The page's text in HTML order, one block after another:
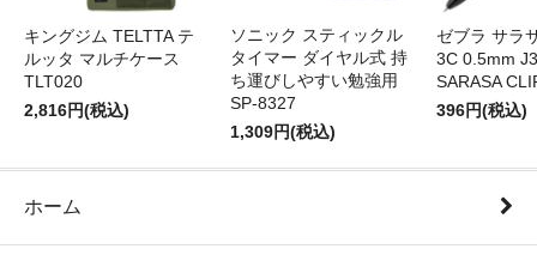
キングジム TELTTA テ
ルッタ マルチケース
TLT020
2,816円(税込)
ソニック スティックル
タイマー ダイヤル式 持
ち運びしやすい勉強用
SP-8327
1,309円(税込)
ゼブラ サラ
3C 0.5mm
SARASA
396円(税込)
ホーム